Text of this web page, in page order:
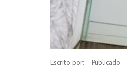
Escrito por: Publicado: